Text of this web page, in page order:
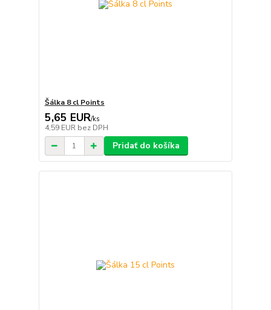
Šálka 8 cl Points
5,65 EUR/ks
4,59 EUR bez DPH
Pridať do košíka